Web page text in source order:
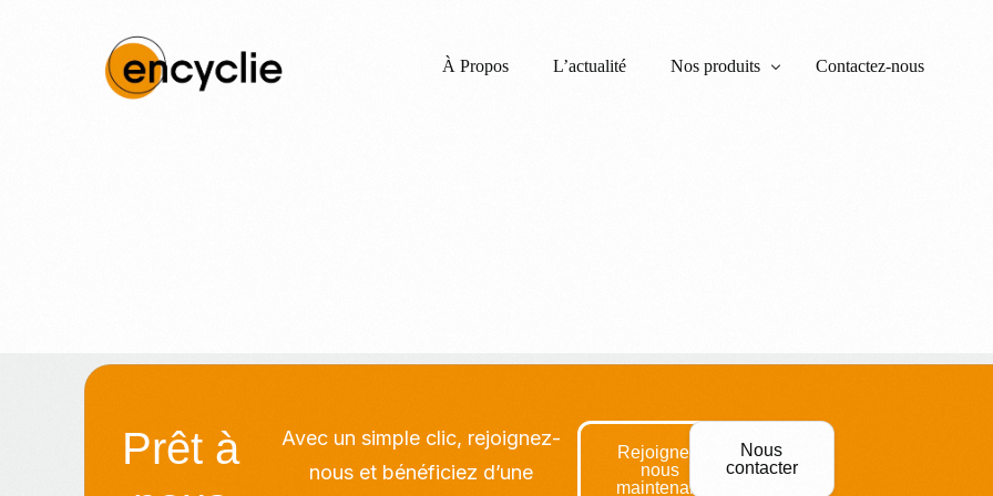
À Propos L’actualité Nos produits
Assurance Dommages Ouvrage – DOM-
Contactez-nous
Prêt à
Avec un simple clic, rejoignez-
nous et bénéficiez d’une
Rejoignez-
nous
maintenant
Nous
contacter